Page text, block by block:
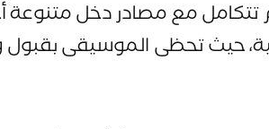
مع مصادر دخل متنوعة
حيث تحظى الموسيقى